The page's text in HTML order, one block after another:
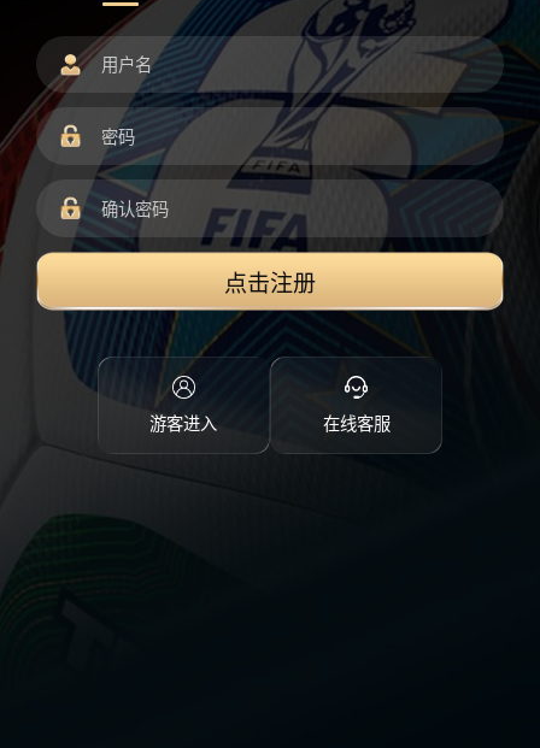
点击注册
游客进入 在线客服